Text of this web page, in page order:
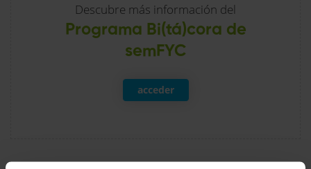
Descubre más información del
Programa Bi(tá)cora de
semFYC
acceder